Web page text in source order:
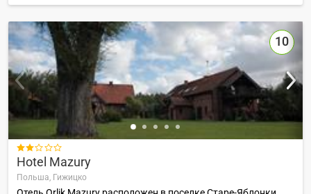
10

Hotel Mazury
Польша, Гижицко